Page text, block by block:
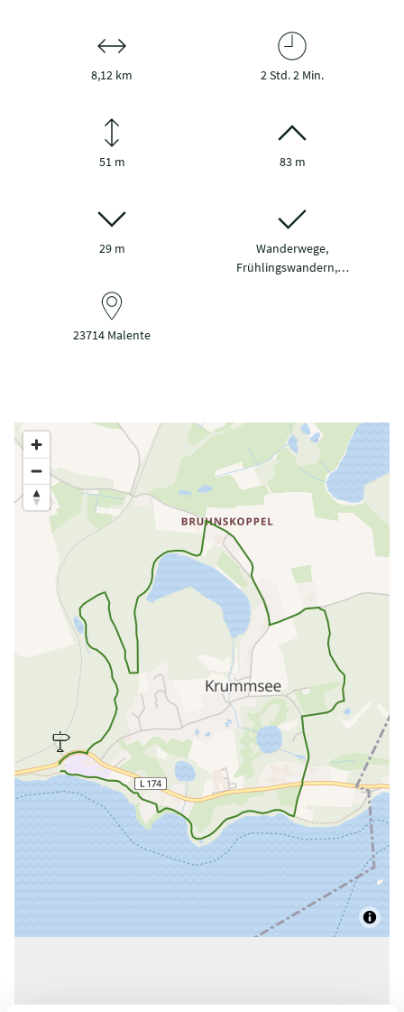
8,12 km 2 Std. 2 Min.
51 m 83 m
29 m
Wanderwege,
Frühlingswandern,…
23714 Malente